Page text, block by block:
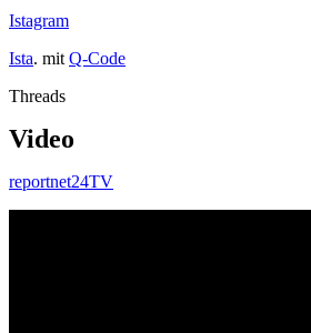
Istagram
Ista. mit Q-Code
Threads
Video
reportnet24TV